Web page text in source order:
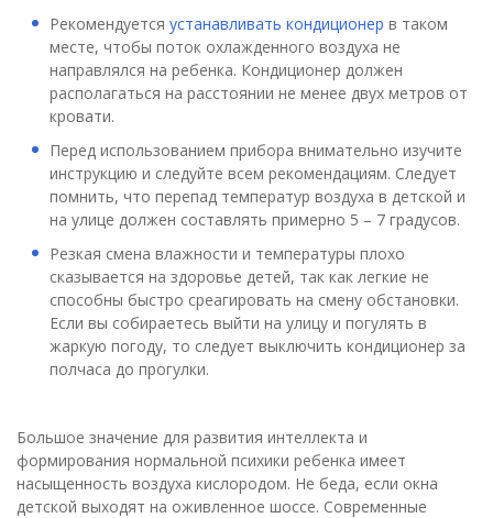
Рекомендуется устанавливать кондиционер в таком
месте, чтобы поток охлажденного воздуха не
направлялся на ребенка. Кондиционер должен
располагаться на расстоянии не менее двух метров от
кровати.
Перед использованием прибора внимательно изучите
инструкцию и следуйте всем рекомендациям. Следует
помнить, что перепад температур воздуха в детской и
на улице должен составлять примерно 5 – 7 градусов.
Резкая смена влажности и температуры плохо
сказывается на здоровье детей, так как легкие не
способны быстро среагировать на смену обстановки.
Если вы собираетесь выйти на улицу и погулять в
жаркую погоду, то следует выключить кондиционер за
полчаса до прогулки.
Большое значение для развития интеллекта и
формирования нормальной психики ребенка имеет
насыщенность воздуха кислородом. Не беда, если окна
детской выходят на оживленное шоссе. Современные